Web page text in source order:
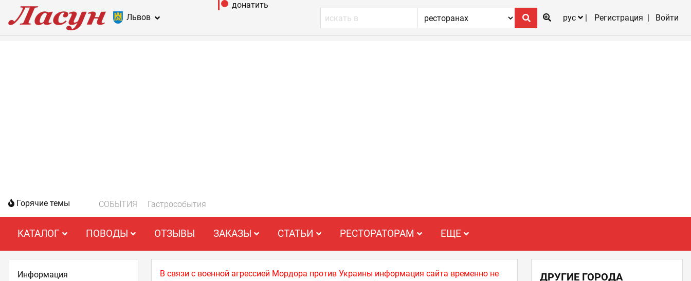
Львов
донатить
рус
Регистрация Войти
Горячие темы СОБЫТИЯ Гастрособытия
КАТАЛОГ ПОВОДЫ ОТЗЫВЫ ЗАКАЗЫ СТАТЬИ РЕСТОРАТОРАМ ЕЩЕ
В связи с военной агрессией Мордора против Украины информация сайта временно не
Информация
ДРУГИЕ ГОРОДА